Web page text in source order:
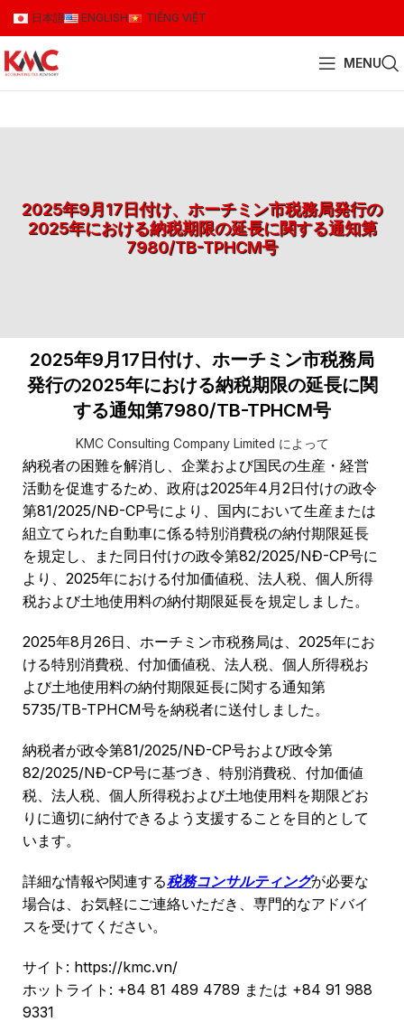
日本語 ENGLISH TIẾNG VIỆT
MENU
2025年9月17日付け、ホーチミン市税務局発行の
2025年における納税期限の延長に関する通知第
7980/TB-TPHCM号
2025年9月17日付け、ホーチミン市税務局
発行の2025年における納税期限の延長に関
する通知第7980/TB-TPHCM号
KMC Consulting Company Limited によって
納税者の困難を解消し、企業および国民の生産・経営
活動を促進するため、政府は2025年4月2日付けの政令
第81/2025/NĐ-CP号により、国内において生産または
組立てられた自動車に係る特別消費税の納付期限延長
を規定し、また同日付けの政令第82/2025/NĐ-CP号に
より、2025年における付加価値税、法人税、個人所得
税および土地使用料の納付期限延長を規定しました。
2025年8月26日、ホーチミン市税務局は、2025年にお
ける特別消費税、付加価値税、法人税、個人所得税お
よび土地使用料の納付期限延長に関する通知第
5735/TB-TPHCM号を納税者に送付しました。
納税者が政令第81/2025/NĐ-CP号および政令第
82/2025/NĐ-CP号に基づき、特別消費税、付加価値
税、法人税、個人所得税および土地使用料を期限どお
りに適切に納付できるよう支援することを目的として
います。
詳細な情報や関連する税務コンサルティングが必要な
場合は、お気軽にご連絡いただき、専門的なアドバイ
スを受けてください。
サイト: https://kmc.vn/
ホットライト: +84 81 489 4789 または +84 91 988
9331